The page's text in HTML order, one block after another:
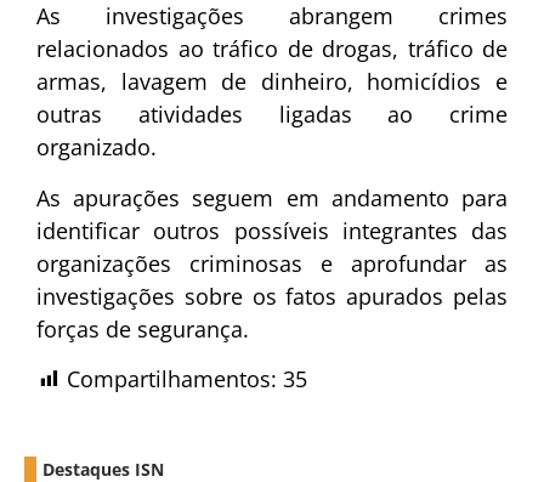
As investigações abrangem crimes
relacionados ao tráfico de drogas, tráfico de
armas, lavagem de dinheiro, homicídios e
outras atividades ligadas ao crime
organizado.
As apurações seguem em andamento para
identificar outros possíveis integrantes das
organizações criminosas e aprofundar as
investigações sobre os fatos apurados pelas
forças de segurança.
Compartilhamentos: 35
Destaques ISN